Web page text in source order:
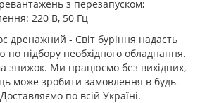
з перезапуском;
220 В, 50 Гц
дренажний - Світ буріння надасть
по підбору необхідного обладнання.
знижок. Ми працюємо без вихідних,
може зробити замовлення в будь-
по всій Україні.